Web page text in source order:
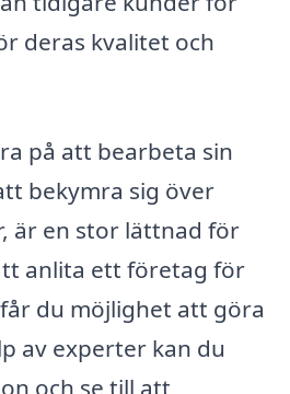
deras kvalitet och
på att bearbeta sin
bekymra sig över
är en stor lättnad för
anlita ett företag för
du möjlighet att göra
av experter kan du
och se till att